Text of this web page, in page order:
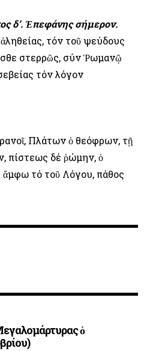
δ’. Ἐπεφάνης σήμερον.
ἀληθείας, τόν τοῦ ψεύδους
στερρῶς, σύν Ῥωμανῷ
τόν λόγον
Πλάτων ὁ θεόφρων, τῇ
πίστεως δέ ῥώμην, ὁ
τό τοῦ Λόγου, πάθος
ὁ